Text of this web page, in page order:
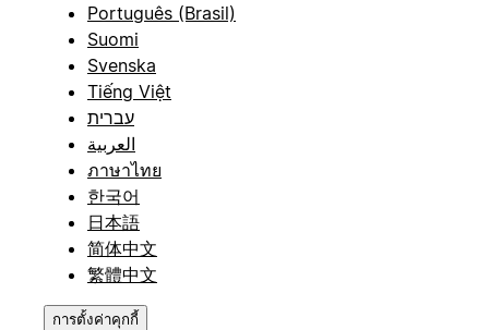
Português (Brasil)
Suomi
Svenska
Tiếng Việt
עברית
العربية
ภาษาไทย
한국어
日本語
简体中文
繁體中文
การตั้งค่าคุกกี้